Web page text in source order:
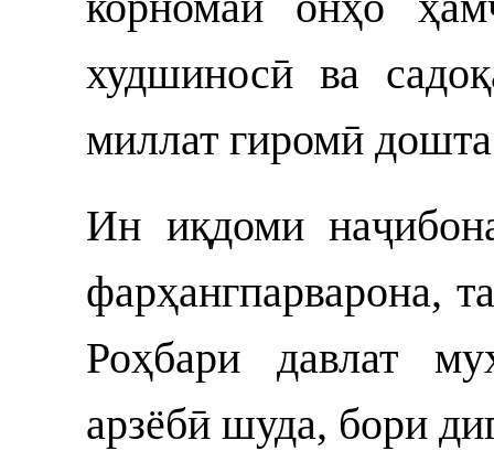
худшиносӣ ва
миллат гиромӣ
Ин иқдоми
фарҳангпарварона,
Роҳбари давлат
арзёбӣ шуда, бори